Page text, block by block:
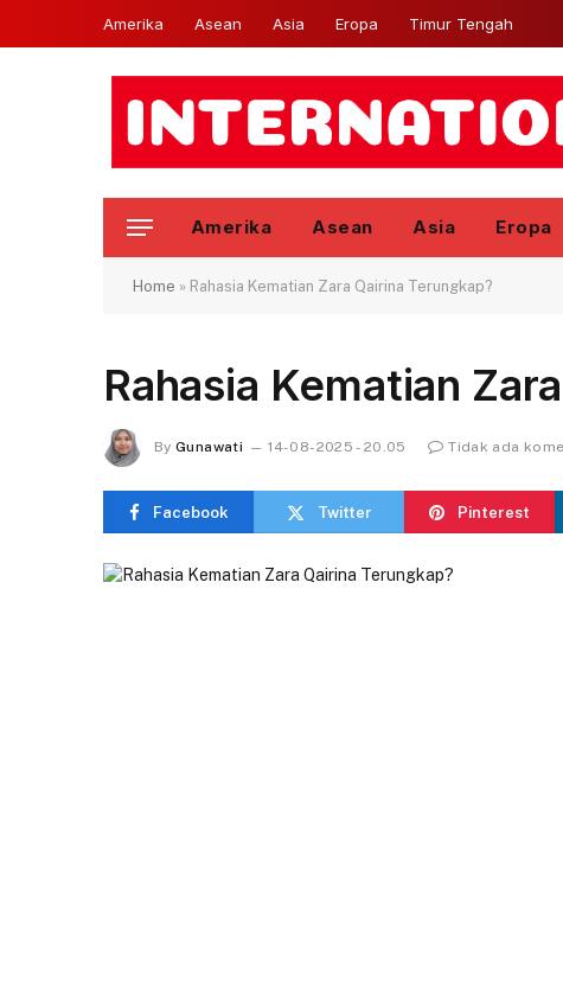
Amerika Asean Asia Eropa Timur Tengah
Amerika Asean Asia Eropa
Home » Rahasia Kematian Zara Qairina Terungkap?
Rahasia Kematian
By Gunawati 14-08-2025 - 20.05 Tidak ada
Facebook Twitter Pinterest